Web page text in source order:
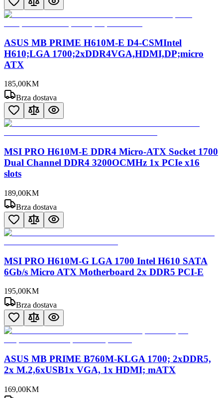
ASUS MB PRIME H610M-E D4-CSMIntel
H610;LGA 1700;2xDDR4VGA,HDMI,DP;micro
ATX
185,00KM
Brza dostava
MSI PRO H610M-E DDR4 Micro-ATX Socket 1700
Dual Channel DDR4 3200OCMHz 1x PCIe x16
slots
189,00KM
Brza dostava
MSI PRO H610M-G LGA 1700 Intel H610 SATA
6Gb/s Micro ATX Motherboard 2x DDR5 PCI-E
195,00KM
Brza dostava
ASUS MB PRIME B760M-KLGA 1700; 2xDDR5,
2x M.2,6xUSB1x VGA, 1x HDMI; mATX
169,00KM